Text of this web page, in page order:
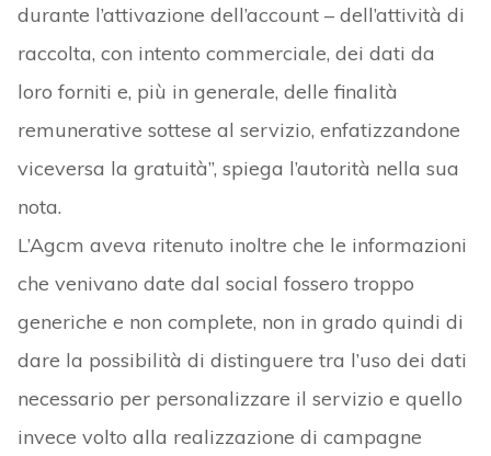
durante l’attivazione dell’account – dell’attività di
raccolta, con intento commerciale, dei dati da
loro forniti e, più in generale, delle finalità
remunerative sottese al servizio, enfatizzandone
viceversa la gratuità”, spiega l’autorità nella sua
nota.
L’Agcm aveva ritenuto inoltre che le informazioni
che venivano date dal social fossero troppo
generiche e non complete, non in grado quindi di
dare la possibilità di distinguere tra l’uso dei dati
necessario per personalizzare il servizio e quello
invece volto alla realizzazione di campagne